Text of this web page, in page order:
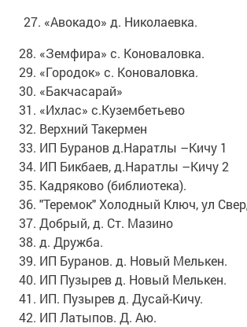
27. «Авокадо» д. Николаевка.
«Земфира» с. Коноваловка.
«Городок» с. Коноваловка.
«Бакчасарай»
«Ихлас» с.Кузембетьево
Верхний Такермен
ИП Буранов д.Наратлы –Кичу 1
ИП Бикбаев, д.Наратлы –Кичу 2
Кадряково (библиотека).
"Теремок" Холодный Ключ, ул
Добрый, д. Ст. Мазино
д. Дружба.
ИП Буранов. д. Новый Мелькен.
ИП Пузырев д. Новый Мелькен.
ИП. Пузырев д. Дусай-Кичу.
ИП Латыпов. Д. Аю.